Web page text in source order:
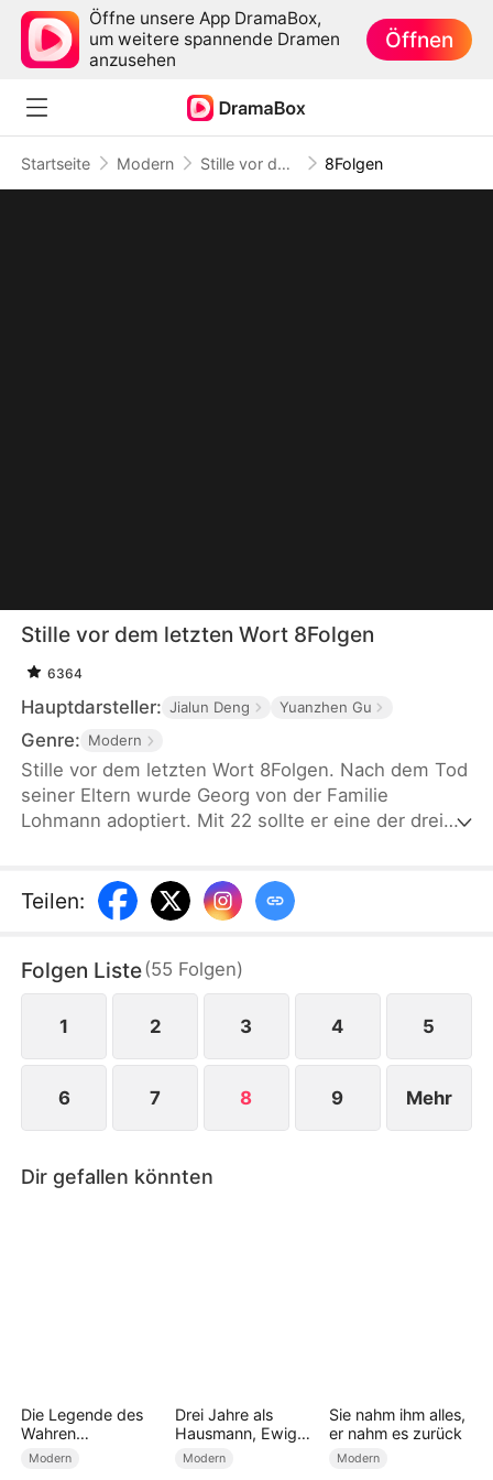
Öffne unsere App DramaBox,
um weitere spannende Dramen
anzusehen
Öffnen
Startseite Modern Stille vor dem letzten Wort 8Folgen
Stille vor dem letzten Wort 8Folgen
6364
Hauptdarsteller: Jialun Deng Yuanzhen Gu
Genre: Modern
Stille vor dem letzten Wort 8Folgen. Nach dem Tod
seiner Eltern wurde Georg von der Familie
Lohmann adoptiert. Mit 22 sollte er eine der drei
ab. In seiner Verzweiflung heiratet er Yvonne, die
ihn seit Jahren liebt. Die Schwestern verlieren
Stefan blind vertrauen...
Teilen:
Folgen Liste(55 Folgen)
1 2 3 4 5
6 7 8 9 Mehr
Dir gefallen könnten
Die Legende des
Wahren
Drachen(Deutsch
Modern
Drei Jahre als
Hausmann, Ewig
ein
Modern
Sie nahm ihm alles,
er nahm es zurück
Modern